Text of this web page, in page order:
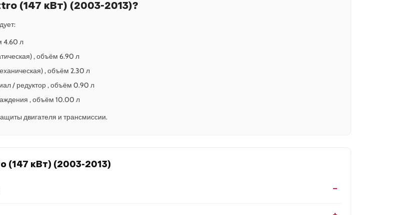
(147 кВт) (2003-2013)?
4.60 л
, объём 6.90 л
, объём 2.30 л
/ редуктор , объём 0.90 л
, объём 10.00 л
двигателя и трансмиссии.
(147 кВт) (2003-2013)